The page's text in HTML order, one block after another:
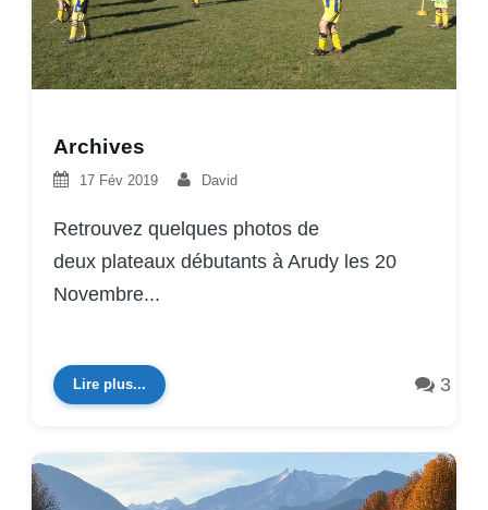
Archives
17 Fév 2019 David
Retrouvez quelques photos de
deux plateaux débutants à Arudy les 20
Novembre...
Lire plus... 3